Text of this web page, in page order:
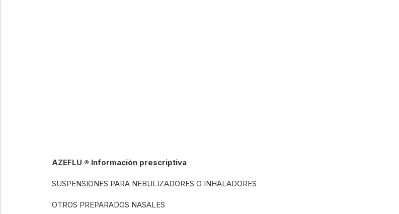
AZEFLU ® Información prescriptiva
SUSPENSIONES PARA NEBULIZADORES O INHALADORES
OTROS PREPARADOS NASALES